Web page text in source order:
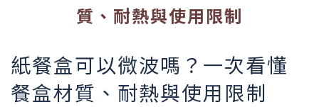
質、耐熱與使用限制
紙餐盒可以微波嗎？一次看懂
餐盒材質、耐熱與使用限制